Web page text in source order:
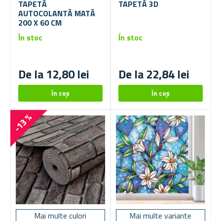
TAPETĂ
AUTOCOLANTĂ MATĂ
200 X 60 CM
De la 12,80 lei
În stoc
TAPETĂ 3D
De la 22,84 lei
În stoc
-13 %
Mai multe culori
Mai multe variante